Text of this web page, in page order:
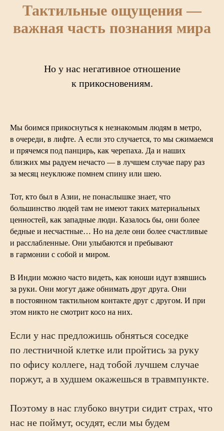
Тактильные ощущения —
важная часть познания мира
Но у нас негативное отношение
к прикосновениям.
Мы боимся прикоснуться к незнакомым людям в метро,
в очереди, в лифте. А если это случается, то мы сжимаемся
и прячемся под панцирь, как черепаха. Да и наших
близких мы радуем нечасто — в лучшем случае пару раз
за месяц неуклюже помнем спину или шею.
Тот, кто был в Азии, не понаслышке знает, что
большинство людей там не имеют таких материальных
ценностей, как западные люди. Казалось бы, они более
бедные и несчастные… Но на деле они более счастливые
и расслабленные. Они улыбаются и пребывают
в гармонии с собой и миром.
В Индии можно часто видеть, как юноши идут взявшись
за руки. Они могут даже обнимать друг друга. Они
в постоянном тактильном контакте друг с другом. И при
этом никто не смотрит косо на них.
Если у нас предложишь обняться соседке
по лестничной клетке или пройтись за руку
по офису коллеге, над тобой лучшем случае
поржут, а в худшем окажешься в травмпункте.
Поэтому в нас глубоко внутри сидит страх, что
нас не поймут, осудят, если мы будем